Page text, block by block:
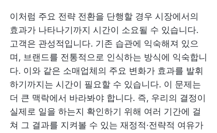
이처럼 주요 전략 전환을 단행할 경우 시장에서의
효과가 나타나기까지 시간이 소요될 수 있습니다.
고객은 관성적입니다. 기존 습관에 익숙해져 있으
며, 브랜드를 전통적으로 인식하는 방식에 익숙합니
다. 이와 같은 소매업체의 주요 변화가 효과를 발휘
하기까지는 시간이 필요할 수 있습니다. 이 문제는
더 큰 맥락에서 바라봐야 합니다. 즉, 우리의 결정이
실제로 일을 하는지 확인하기 위해 여러 기간에 걸
쳐 그 결과를 지켜볼 수 있는 재정적·전략적 여유가